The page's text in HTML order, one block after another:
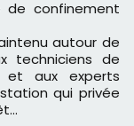
confinement
autour de
techniciens de
et aux experts
qui privée